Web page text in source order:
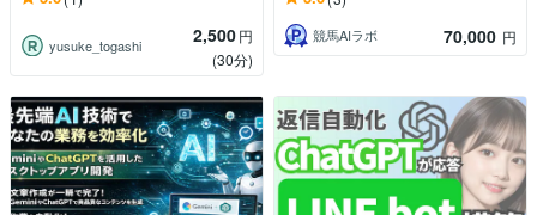
yusuke_togashi 2,500円
(30分)
競馬AIラボ 70,000 円